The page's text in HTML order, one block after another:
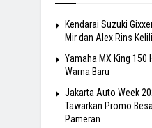
Kendarai Suzuki
Mir dan Alex Rins
Yamaha MX King 150
Warna Baru
Jakarta Auto Week
Tawarkan Promo
Pameran